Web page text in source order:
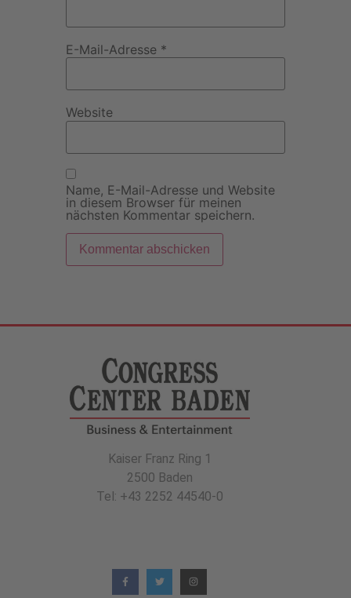
E-Mail-Adresse *
Website
Name, E-Mail-Adresse und Website
in diesem Browser für meinen
nächsten Kommentar speichern.
Kaiser Franz Ring 1
2500 Baden
Tel: +43 2252 44540-0